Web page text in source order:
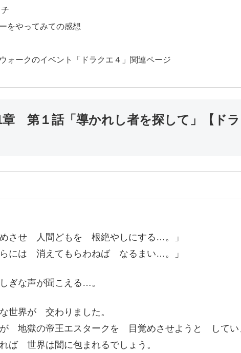
をやってみての感想
ォークのイベント「ドラクエ４」関連ページ
章 第１話「導かれし者を探して」【ド
させ 人間どもを 根絶やしにする…。」
には 消えてもらわねば なるまい…。」
ぎな声が聞こえる…。
世界が 交わりました。
地獄の帝王エスタークを 目覚めさせようと してい
ば 世界は闇に包まれるでしょう。